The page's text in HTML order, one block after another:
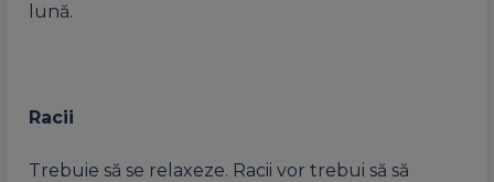
lună.
Racii
Trebuie să se relaxeze. Racii vor trebui să să